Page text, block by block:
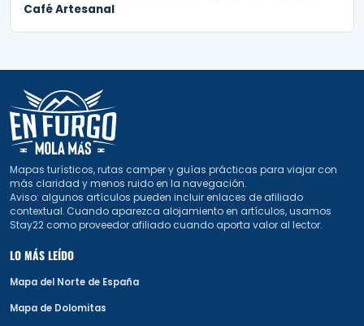
Café Artesanal
Mapas turísticos, rutas camper y guías prácticas para viajar con
más claridad y menos ruido en la navegación.
Aviso: algunos artículos pueden incluir enlaces de afiliado
contextual. Cuando aparezca alojamiento en artículos, usamos
Stay22 como proveedor afiliado cuando aporta valor al lector.
LO MÁS LEÍDO
Mapa del Norte de España
Mapa de Dolomitas